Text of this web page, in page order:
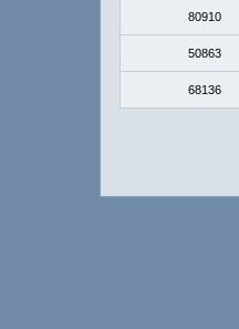
80910
50863
68136